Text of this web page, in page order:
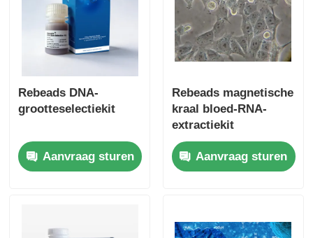
Rebeads DNA-
grootteselectiekit
Aanvraag sturen
Rebeads magnetische
kraal bloed-RNA-
extractiekit
Aanvraag sturen